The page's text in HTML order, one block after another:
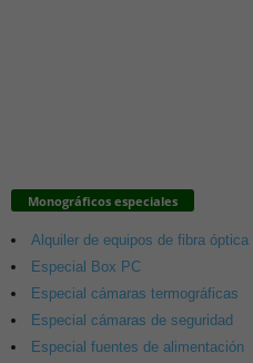
Monográficos especiales
Alquiler de equipos de fibra óptica
Especial Box PC
Especial cámaras termográficas
Especial cámaras de seguridad
Especial fuentes de alimentación